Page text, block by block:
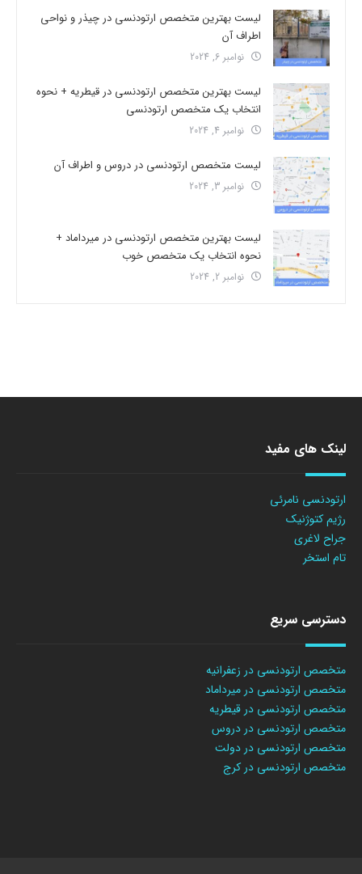
لیست بهترین متخصص ارتودنسی در چیذر و نواحی
اطراف آن
نوامبر 6, 2024
لیست بهترین متخصص ارتودنسی در قیطریه + نحوه
انتخاب یک متخصص ارتودنسی
نوامبر 4, 2024
لیست متخصص ارتودنسی در دروس و اطراف آن
نوامبر 3, 2024
لیست بهترین متخصص ارتودنسی در میرداماد +
نحوه انتخاب یک متخصص خوب
نوامبر 2, 2024
لینک های مفید
ارتودنسی نامرئی
رژیم کتوژنیک
جراح لاغری
تام استخر
دسترسی سریع
متخصص ارتودنسی در زعفرانیه
متخصص ارتودنسی در میرداماد
متخصص ارتودنسی در قیطریه
متخصص ارتودنسی در دروس
متخصص ارتودنسی در دولت
متخصص ارتودنسی در کرج